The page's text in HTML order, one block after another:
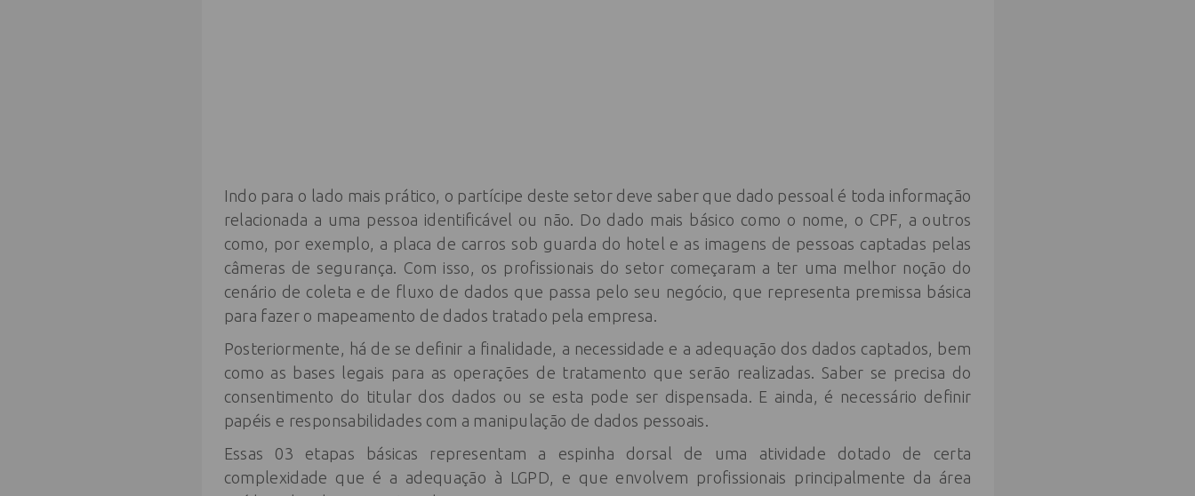
Indo para o lado mais prático, o partícipe deste setor deve saber que dado pessoal é toda informação
relacionada a uma pessoa identificável ou não. Do dado mais básico como o nome, o CPF, a outros
como, por exemplo, a placa de carros sob guarda do hotel e as imagens de pessoas captadas pelas
câmeras de segurança. Com isso, os profissionais do setor começaram a ter uma melhor noção do
cenário de coleta e de fluxo de dados que passa pelo seu negócio, que representa premissa básica
para fazer o mapeamento de dados tratado pela empresa.
Posteriormente, há de se definir a finalidade, a necessidade e a adequação dos dados captados, bem
como as bases legais para as operações de tratamento que serão realizadas. Saber se precisa do
consentimento do titular dos dados ou se esta pode ser dispensada. E ainda, é necessário definir
papéis e responsabilidades com a manipulação de dados pessoais.
Essas 03 etapas básicas representam a espinha dorsal de uma atividade dotado de certa
complexidade que é a adequação à LGPD, e que envolvem profissionais principalmente da área